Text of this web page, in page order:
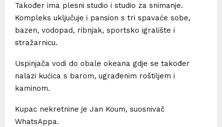
Također ima plesni studio i studio za snimanje.
Kompleks uključuje i pansion s tri spavaće sobe,
bazen, vodopad, ribnjak, sportsko igralište i
stražarnicu.
Uspinjača vodi do obale okeana gdje se također
nalazi kućica s barom, ugrađenim roštiljem i
kaminom.
Kupac nekretnine je Jan Koum, suosnivač
WhatsAppa.